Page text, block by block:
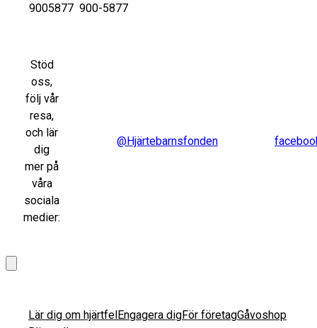
9005877 900-5877
Stöd
oss,
följ vår
resa,
och lär
dig
mer på
våra
sociala
medier:
@Hjärtebarnsfonden
Lär dig om hjärtfelEngagera digFör företagGåvoshop